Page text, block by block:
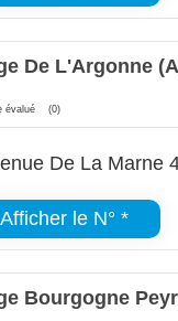
De L'Argonne
évalué (0)
De La Marne
le N° *
Bourgogne